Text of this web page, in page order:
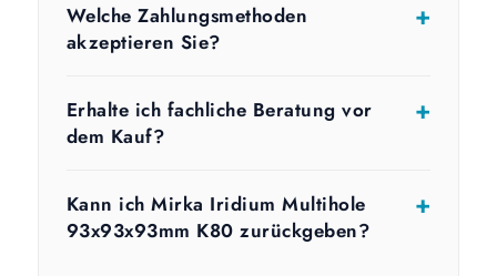
Welche Zahlungsmethoden
akzeptieren Sie?
Erhalte ich fachliche Beratung vor
dem Kauf?
Kann ich Mirka Iridium Multihole
93x93x93mm K80 zurückgeben?